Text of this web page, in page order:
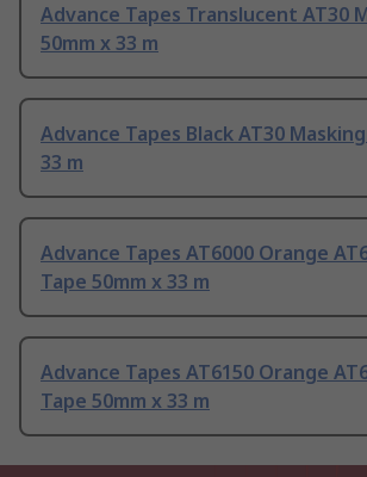
Advance Tapes Translucent AT30
50mm x 33 m
Advance Tapes Black AT30
33 m
Advance Tapes AT6000 Orange
Tape 50mm x 33 m
Advance Tapes AT6150 Orange
Tape 50mm x 33 m